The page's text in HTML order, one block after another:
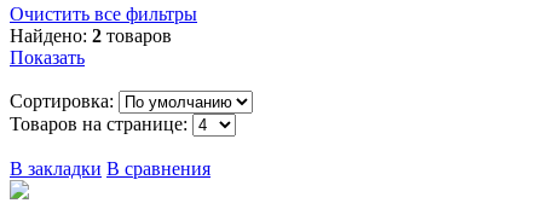
Очистить все фильтры
Найдено: 2 товаров
Показать
Сортировка:
Товаров на странице:
В закладки В сравнения